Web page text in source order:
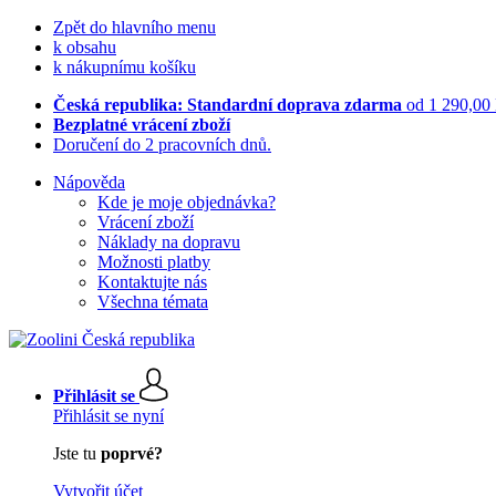
Zpět do hlavního menu
k obsahu
k nákupnímu košíku
Česká republika: Standardní doprava zdarma od 1 290,00
Bezplatné vrácení zboží
Doručení do 2 pracovních dnů.
Nápověda
Kde je moje objednávka?
Vrácení zboží
Náklady na dopravu
Možnosti platby
Kontaktujte nás
Všechna témata
Přihlásit se
Přihlásit se nyní
Jste tu poprvé?
Vytvořit účet